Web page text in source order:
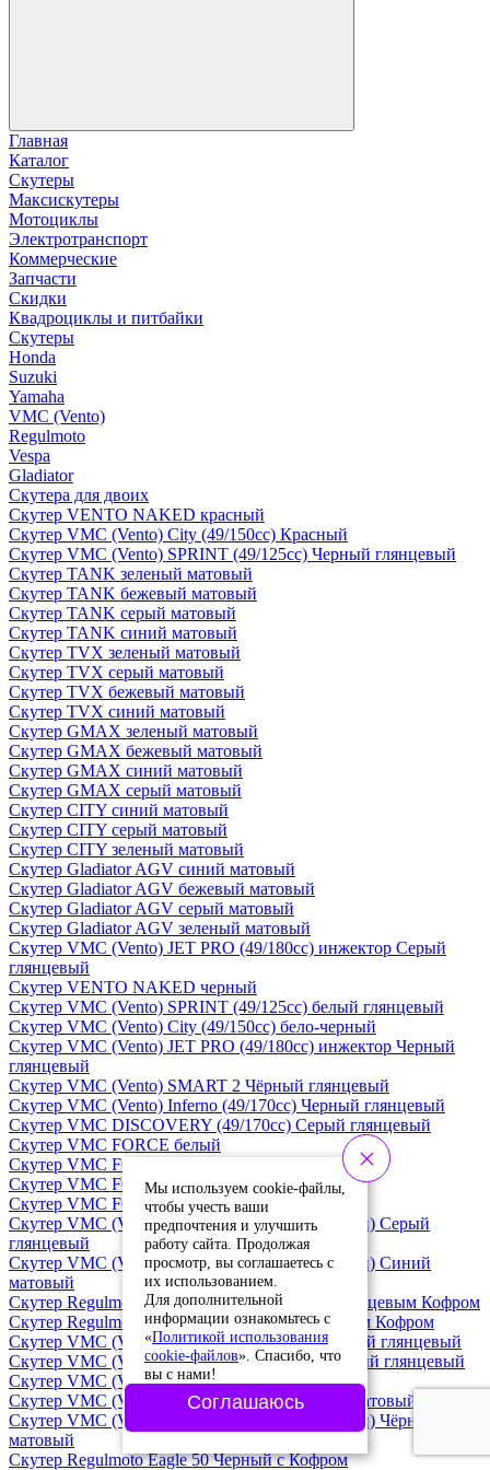
Главная
Каталог
Скутеры
Максискутеры
Мотоциклы
Электротранспорт
Коммерческие
Запчасти
Скидки
Квадроциклы и питбайки
Скутеры
Honda
Suzuki
Yamaha
VMC (Vento)
Regulmoto
Vespa
Gladiator
Скутера для двоих
Скутер VENTO NAKED красный
Скутер VMC (Vento) City (49/150cc) Красный
Скутер VMC (Vento) SPRINT (49/125cc) Черный глянцевый
Скутер TANK зеленый матовый
Скутер TANK бежевый матовый
Скутер TANK серый матовый
Скутер TANK синий матовый
Скутер TVX зеленый матовый
Скутер TVX серый матовый
Скутер TVX бежевый матовый
Скутер TVX синий матовый
Скутер GMAX зеленый матовый
Скутер GMAX бежевый матовый
Скутер GMAX синий матовый
Скутер GMAX серый матовый
Скутер CITY синий матовый
Скутер CITY серый матовый
Скутер CITY зеленый матовый
Скутер Gladiator AGV синий матовый
Скутер Gladiator AGV бежевый матовый
Скутер Gladiator AGV серый матовый
Скутер Gladiator AGV зеленый матовый
Скутер VMC (Vento) JET PRO (49/180cc) инжектор Серый
глянцевый
Скутер VENTO NAKED черный
Скутер VMC (Vento) SPRINT (49/125cc) белый глянцевый
Скутер VMC (Vento) City (49/150cc) бело-черный
Скутер VMC (Vento) JET PRO (49/180cc) инжектор Черный
глянцевый
Скутер VMC (Vento) SMART 2 Чёрный глянцевый
Скутер VMC (Vento) Inferno (49/170cc) Черный глянцевый
Скутер VMC DISCOVERY (49/170cc) Серый глянцевый
Скутер VMC FORCE белый
Скутер VMC FORCE серый
Скутер VMC FORCE черный
Скутер VMC FORCE Синий матовый
Скутер VMC (Vento) JET (49/170cc) (Завод Тэйн) Серый
глянцевый
Скутер VMC (Vento) JET (49/170cc) (Завод Тэйн) Синий
матовый
Скутер Regulmoto Eagle 50 Белый-Синий с глянцевым Кофром
Скутер Regulmoto Eagle 50 Черный с глянцевым Кофром
Скутер VMC (Vento) SPRINT (49/125cc) Зеленый глянцевый
Скутер VMC (Vento) SPRINT (49/125cc) Красный глянцевый
Скутер VMC (Vento) Inferno (49/170cc) Золотой
Скутер VMC (Vento) JET (49/170cc) Красный матовый
Скутер VMC (Vento) JET (49/170cc) (Завод Тэйн) Чёрный
матовый
Скутер Regulmoto Eagle 50 Черный с Кофром
Мы используем cookie-файлы,
чтобы учесть ваши
предпочтения и улучшить
работу сайта. Продолжая
просмотр, вы соглашаетесь с
их использованием.
Для дополнительной
информации ознакомьтесь с
«Политикой использования
cookie-файлов». Спасибо, что
вы с нами!
Соглашаюсь